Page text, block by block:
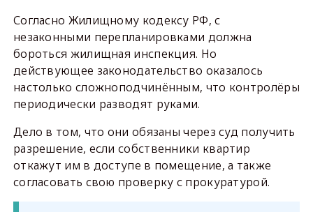
Согласно Жилищному кодексу РФ, с
незаконными перепланировками должна
бороться жилищная инспекция. Но
действующее законодательство оказалось
настолько сложноподчинённым, что контролёры
периодически разводят руками.
Дело в том, что они обязаны через суд получить
разрешение, если собственники квартир
откажут им в доступе в помещение, а также
согласовать свою проверку с прокуратурой.